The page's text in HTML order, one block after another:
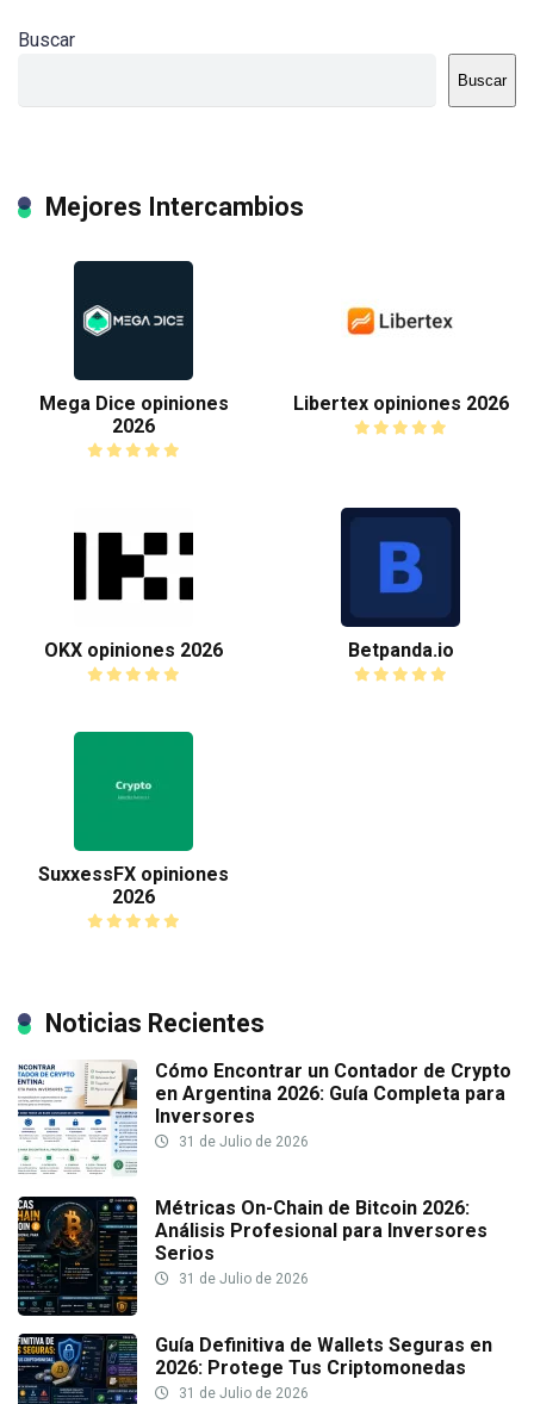
Buscar
Buscar
Mejores Intercambios
Mega Dice opiniones
2026
Libertex opiniones 2026
OKX opiniones 2026 Betpanda.io
SuxxessFX opiniones
2026
Noticias Recientes
Cómo Encontrar un Contador de Crypto
en Argentina 2026: Guía Completa para
Inversores
31 de Julio de 2026
Métricas On-Chain de Bitcoin 2026:
Análisis Profesional para Inversores
Serios
31 de Julio de 2026
Guía Definitiva de Wallets Seguras en
2026: Protege Tus Criptomonedas
31 de Julio de 2026